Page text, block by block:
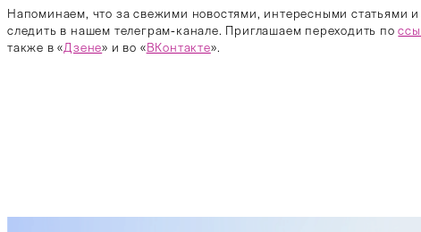
Напоминаем, что за свежими новостями, интересными статьями
следить в нашем телеграм-канале. Приглашаем переходить по
также в «Дзене» и во «ВКонтакте».